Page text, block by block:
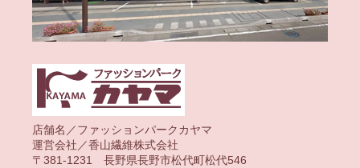
店舗名／ファッションパークカヤマ
運営会社／香山繊維株式会社
〒381-1231 長野県長野市松代町松代546